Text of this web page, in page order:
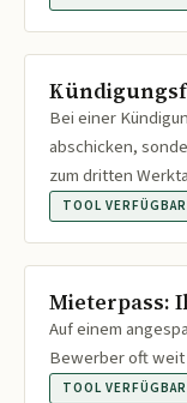
Bei einer
abschicken,
zum dritten
TOOL VERFÜGBAR
Mieterpass:
Auf einem
Bewerber oft weit
TOOL VERFÜGBAR